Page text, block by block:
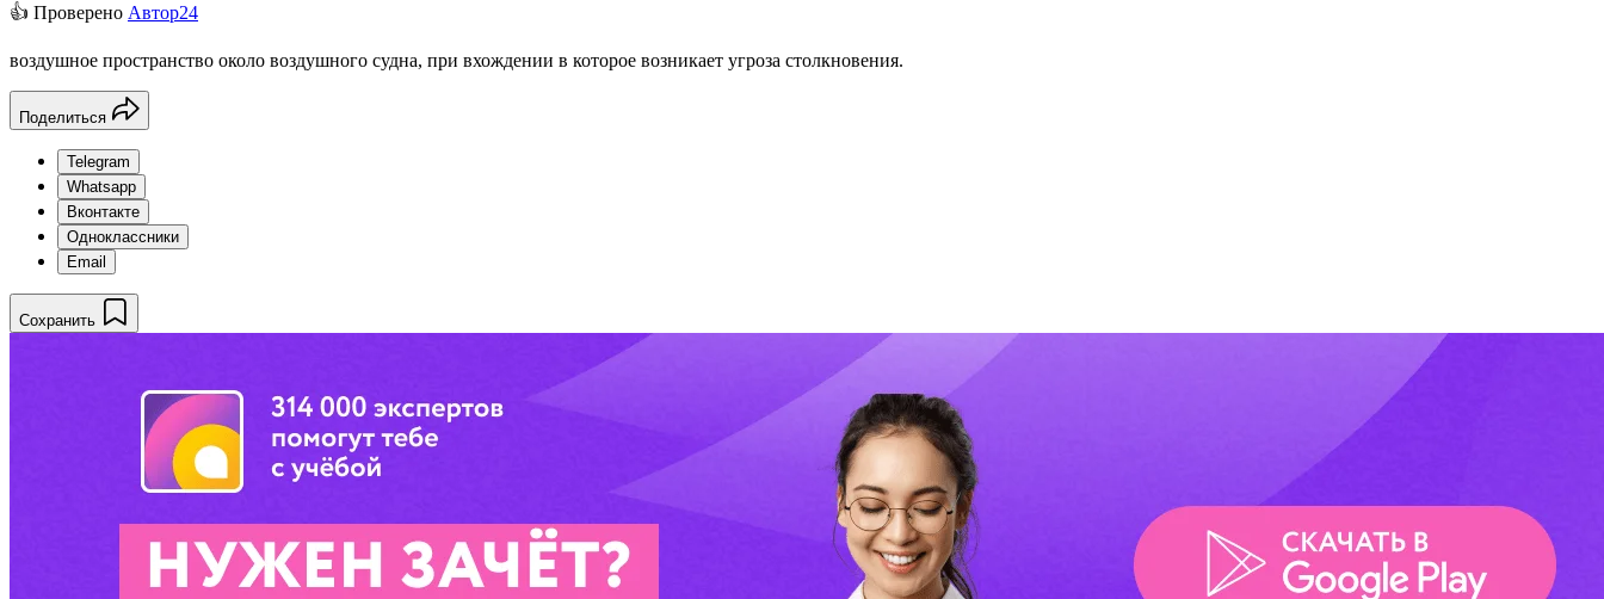
👍 Проверено Автор24
воздушное пространство около воздушного судна, при вхождении в которое возникает угроза столкновения.
Поделиться
Telegram
Whatsapp
Вконтакте
Одноклассники
Email
Сохранить